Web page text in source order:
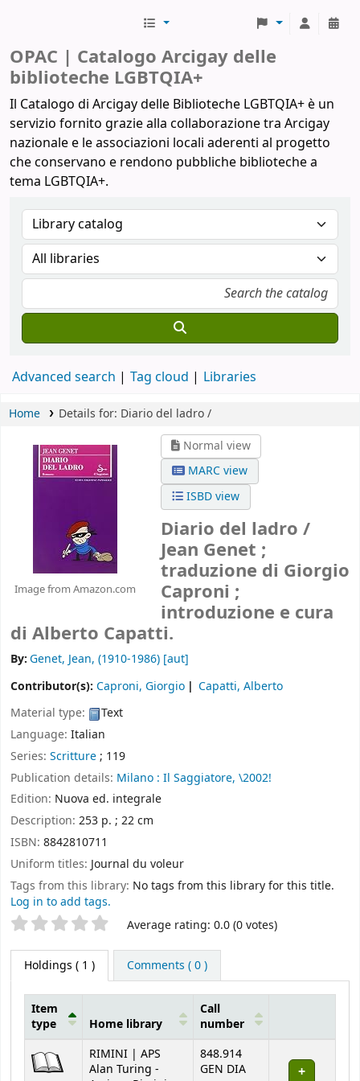
OPAC | Catalogo Arcigay delle
biblioteche LGBTQIA+
Il Catalogo di Arcigay delle Biblioteche LGBTQIA+ è un
servizio fornito grazie alla collaborazione tra Arcigay
nazionale e le associazioni locali aderenti al progetto
che conservano e rendono pubbliche biblioteche a
tema LGBTQIA+.
Advanced search Tag cloud Libraries
Home Details for: Diario del ladro /
Image from Amazon.com
Normal view
MARC view
ISBD view
Diario del ladro /
Jean Genet ;
traduzione di Giorgio
Caproni ;
introduzione e cura
di Alberto Capatti.
By:Genet, Jean, (1910-1986) [aut]
Contributor(s): Caproni, Giorgio
Capatti, Alberto
Material type:
Text
Language: Italian
Series: Scritture; 119
Publication details: Milano : Il Saggiatore, \2002!
Edition: Nuova ed. integrale
Description: 253 p. ; 22 cm
ISBN: 8842810711
Uniform titles: Journal du voleur
Tags from this library: No tags from this library for this title.
Log in to add tags.
Star ratings Average rating: 0.0 (0 votes)
Holdings ( 1 ) Comments ( 0 )
Holdings
Item
type
Home library
Call
number
RIMINI | APS
Alan Turing -
848.914
GEN DIA